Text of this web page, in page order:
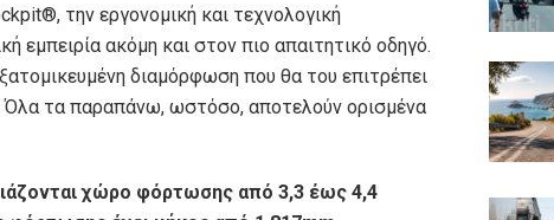
την εργονομική και τεχνολογική
εμπειρία ακόμη και στον πιο απαιτητικό οδηγό.
διαμόρφωση που θα του επιτρέπει
Όλα τα παραπάνω, ωστόσο, αποτελούν ορισμένα
χώρο φόρτωσης από 3,3 έως 4,4